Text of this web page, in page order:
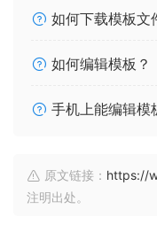
如何下载模板文
如何编辑模板？
手机上能编辑模
原文链接： https://
注明出处。